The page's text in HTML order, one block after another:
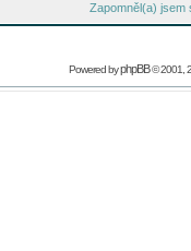
Zapomněl(a) jsem
Powered byphpBB© 2001,